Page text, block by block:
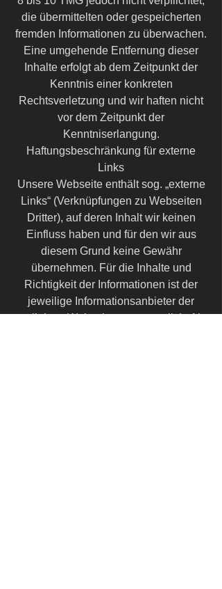
die übermittelten oder gespeicherten
fremden Informationen zu überwachen.
Eine umgehende Entfernung dieser
Inhalte erfolgt ab dem Zeitpunkt der
Kenntnis einer konkreten
Rechtsverletzung und wir haften nicht
vor dem Zeitpunkt der
Kenntniserlangung.
Haftungsbeschränkung für externe
Links
Unsere Webseite enthält sog. „externe
Links“ (Verknüpfungen zu Webseiten
Dritter), auf deren Inhalt wir keinen
Einfluss haben und für den wir aus
diesem Grund keine Gewähr
übernehmen. Für die Inhalte und
Richtigkeit der Informationen ist der
jeweilige Informationsanbieter der
verlinkten Webseite verantwortlich. Als